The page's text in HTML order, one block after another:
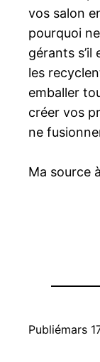
vos salon
pourquoi
gérants
les
emballer
créer vos
ne
Ma source
Publiémars